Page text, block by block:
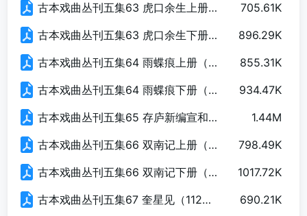
古本戏曲丛刊五集63 虎口余生上册（166页）.pdf
705.61K
古本戏曲丛刊五集63 虎口余生下册（173页）.pdf
896.29K
古本戏曲丛刊五集64 雨蝶痕上册（171页）.pdf
855.31K
古本戏曲丛刊五集64 雨蝶痕下册（142页）.pdf
934.47K
古本戏曲丛刊五集65 存庐新编宣和谱（201页）.pdf
1.44M
古本戏曲丛刊五集66 双南记上册（145页）.pdf
798.49K
古本戏曲丛刊五集66 双南记下册（134页）.pdf
1017.72K
古本戏曲丛刊五集67 奎星见（112页）.pdf
690.21K